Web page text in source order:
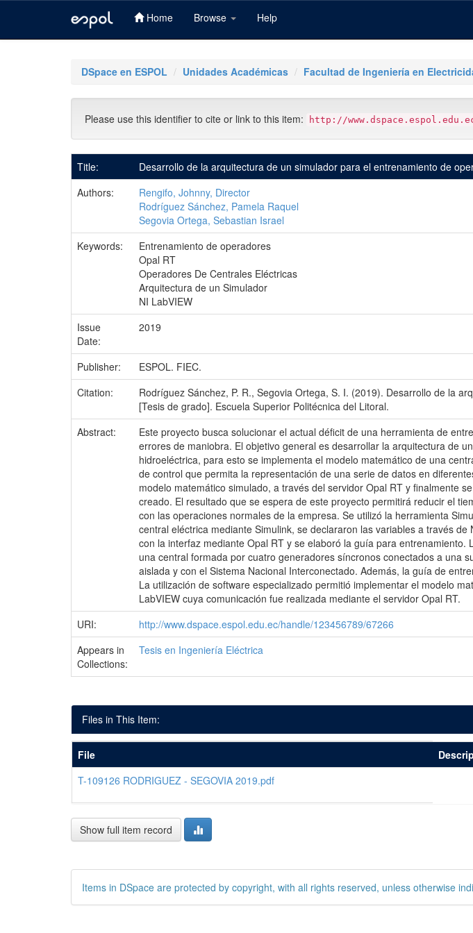
Home Browse Help
DSpace en ESPOL Unidades Académicas Facultad de Ingeniería en
Please use this identifier to cite or link to this item: http://
Title:
Desarrollo de la arquitectura de un simulador para el entrenamiento de
Authors:
Rengifo, Johnny, Director
Rodríguez Sánchez, Pamela Raquel
Segovia Ortega, Sebastian Israel
Keywords:
Entrenamiento de operadores
Opal RT
Operadores De Centrales Eléctricas
Arquitectura de un Simulador
NI LabVIEW
Issue
Date:
2019
Publisher:
ESPOL. FIEC.
Citation:
Rodríguez Sánchez, P. R., Segovia Ortega, S. I. (2019). Desarrollo de la
[Tesis de grado]. Escuela Superior Politécnica del Litoral.
Abstract:
Este proyecto busca solucionar el actual déficit de una herramienta de
errores de maniobra. El objetivo general es desarrollar la arquitectura de
hidroeléctrica, para esto se implementa el modelo matemático de una
de control que permita la representación de una serie de datos en
modelo matemático simulado, a través del servidor Opal RT y finalmente
creado. El resultado que se espera de este proyecto permitirá reducir el
con las operaciones normales de la empresa. Se utilizó la herramienta
central eléctrica mediante Simulink, se declararon las variables a través
con la interfaz mediante Opal RT y se elaboró la guía para
una central formada por cuatro generadores síncronos conectados a una
aislada y con el Sistema Nacional Interconectado. Además, la guía de
La utilización de software especializado permitió implementar el modelo
LabVIEW cuya comunicación fue realizada mediante el servidor Opal RT.
URI:
http://www.dspace.espol.edu.ec/handle/123456789/67266
Appears in
Collections:
Tesis en Ingeniería Eléctrica
Files in This Item:
File
T-109126 RODRIGUEZ - SEGOVIA 2019.pdf
Show full item record
Items in DSpace are protected by copyright, with all rights reserved, unless otherwise